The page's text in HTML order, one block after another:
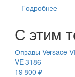
Подробнее
С этим
Оправы Versace
VE 3186
19 800 ₽